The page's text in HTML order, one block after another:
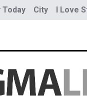
Today City I Love